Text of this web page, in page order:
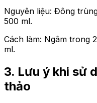
Nguyên liệu: Đông
500 ml.
Cách làm: Ngâm trong
ml.
3. Lưu ý khi sử
thảo